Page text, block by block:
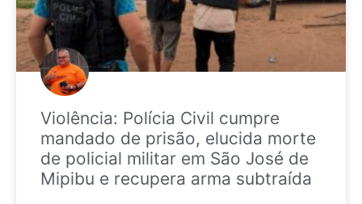
Violência: Polícia Civil cumpre
mandado de prisão, elucida morte
de policial militar em São José de
Mipibu e recupera arma subtraída